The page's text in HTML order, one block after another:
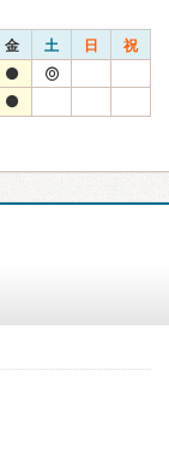
金 土 日 祝